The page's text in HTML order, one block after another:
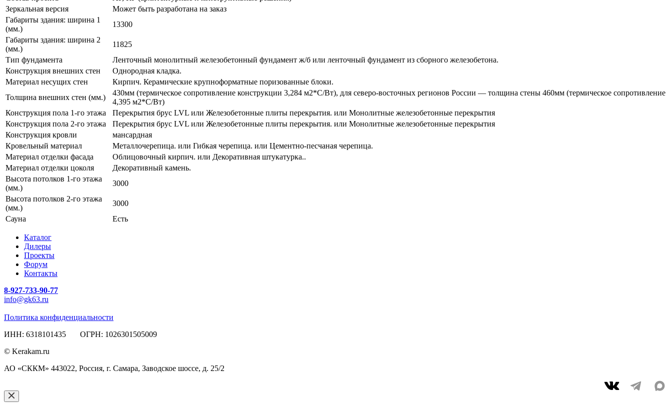
Зеркальная версия
Может быть разработана на заказ
Габариты здания: ширина 1
(мм.)
13300
Габариты здания: ширина 2
(мм.)
11825
Тип фундамента
Ленточный монолитный железобетонный фундамент ж/б или ленточный фундамент из сборного железобетона.
Конструкция внешних стен
Однородная кладка.
Материал несущих стен
Кирпич. Керамические крупноформатные поризованные блоки.
Толщина внешних стен (мм.)
430мм (термическое сопротивление конструкции 3,284 м2*С/Вт), для северо-восточных регионов России — толщина стены 460мм (термическое сопротивление
4,395 м2*С/Вт)
Конструкция пола 1-го этажа
Перекрытия брус LVL или Железобетонные плиты перекрытия. или Монолитные железобетонные перекрытия
Конструкция пола 2-го этажа
Перекрытия брус LVL или Железобетонные плиты перекрытия. или Монолитные железобетонные перекрытия
Конструкция кровли
мансардная
Кровельный материал
Металлочерепица. или Гибкая черепица. или Цементно-песчаная черепица.
Материал отделки фасада
Облицовочный кирпич. или Декоративная штукатурка..
Материал отделки цоколя
Декоративный камень.
Высота потолков 1-го этажа
(мм.)
3000
Высота потолков 2-го этажа
(мм.)
3000
Сауна
Есть
Каталог
Дилеры
Проекты
Форум
Контакты
8-927-733-90-77
info@gk63.ru
Политика конфиденциальности
ИНН: 6318101435 ОГРН: 1026301505009
© Kerakam.ru
АО «СККМ» 443022, Россия, г. Самара, Заводское шоссе, д. 25/2